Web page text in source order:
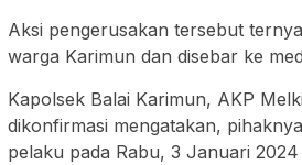
Aksi pengerusakan tersebut
warga Karimun dan disebar ke
Kapolsek Balai Karimun, AKP
dikonfirmasi mengatakan,
pelaku pada Rabu, 3 Januari